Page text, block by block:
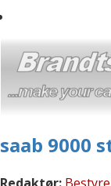
saab 9000
Redaktør: